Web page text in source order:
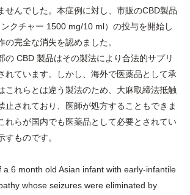
せんでした。本症例に対し、市販のCBD製品
ンクチャー 1500 mg/10 ml）の投与を開始し
の完全な消失を認めました。
の CBD 製品はその製法により合法的サプリ
れています。しかし、海外で医薬品として承
これらとは違う製法のため、大麻取締法抵触
止されており、医師が処方することもできま
れらが国内でも医薬品として必要とされてい
すものです。
a 6 month old Asian infant with early-infantile
whose seizures were eliminated by